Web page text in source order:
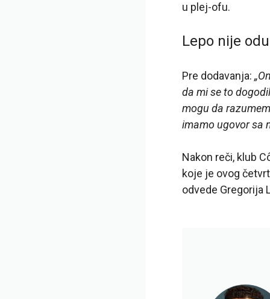
u plej-ofu.
Lepo nije
Pre dodavanja:
da mi se to
mogu da
imamo ugovor sa
Nakon reči, klub
koje je ovog
odvede Gregorija